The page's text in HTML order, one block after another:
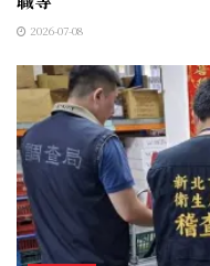
2026-07-08